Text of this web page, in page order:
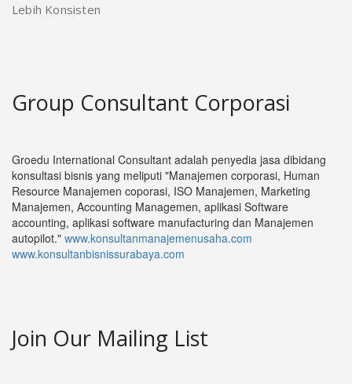
Lebih Konsisten
Group Consultant Corporasi
Groedu International Consultant adalah penyedia jasa dibidang
konsultasi bisnis yang meliputi "Manajemen corporasi, Human
Resource Manajemen coporasi, ISO Manajemen, Marketing
Manajemen, Accounting Managemen, aplikasi Software
accounting, aplikasi software manufacturing dan Manajemen
autopilot." www.konsultanmanajemenusaha.com
www.konsultanbisnissurabaya.com
Join Our Mailing List